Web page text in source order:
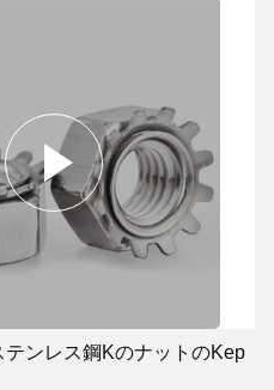
ンレス鋼KのナットのKep